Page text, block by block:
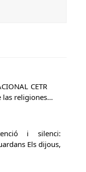
CETR
las religiones…
i silenci:
Els dijous,